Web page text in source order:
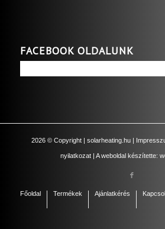
FACEBOOK OLDALUNK
2026© Copyright | solarheating.hu|
nyilatkozat | A weboldal készítette:
Főoldal Termékek Ajánlatkérés